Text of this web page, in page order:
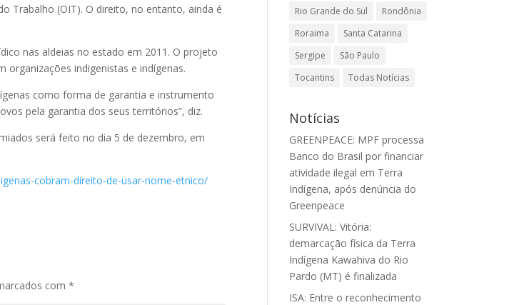
Trabalho (OIT). O direito, no entanto, ainda é
nas aldeias no estado em 2011. O projeto
organizações indigenistas e indígenas.
como forma de garantia e instrumento
pela garantia dos seus territórios”, diz.
será feito no dia 5 de dezembro, em
cobram-direito-de-usar-nome-etnico/
com*
Rio Grande do Sul
Rondônia
Roraima
Santa Catarina
Sergipe
São Paulo
Tocantins
Todas Notícias
Notícias
GREENPEACE: MPF processa
Banco do Brasil por financiar
atividade ilegal em Terra
Indígena, após denúncia do
Greenpeace
SURVIVAL: Vitória:
demarcação física da Terra
Indígena Kawahiva do Rio
Pardo (MT) é finalizada
ISA: Entre o reconhecimento